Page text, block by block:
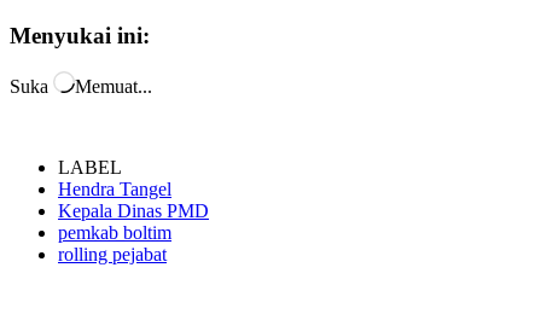
Menyukai ini:
Suka Memuat...
LABEL
Hendra Tangel
Kepala Dinas PMD
pemkab boltim
rolling pejabat